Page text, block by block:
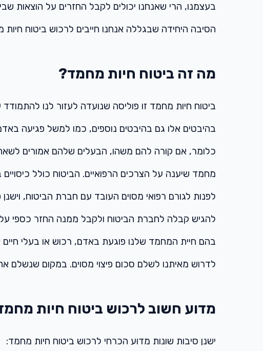
בעצמנו, הרי שאנחנו יכולים לקבל החזרים על הוצאות
הסיבה היחידה שבגללה אנחנו חייבים לרכוש ביטוח
מה זה ביטוח חיות מחמד?
ביטוח חיות מחמד זו פוליסה שנועדה לעזור לנו
בהיבטים אלו גם בהיבטים נוספים, כמו למשל פגיעה
כלומר, אם קורה להם משהו, הבעלים שלהם אמורים לשאת
מחמד שיענה על הצרכים הרפואיים. הביטוח כולל כיסויים
לפנות לגורם רפואי מסוים העובד עם חברת הביטוח,
להגיש קבלה לחברת הביטוח ולקבל ממנה החזר כספי על
בהם חיית המחמד שלנו פוגעת באדם, רכוש או בעלי
לדרוש מאיתנו לשלם סכום פיצוי מסוים. במקום שנשלם
מדוע חשוב לרכוש ביטוח חיות
ישנן סיבות שונות מדוע הכרחי לרכוש ביטוח חיות מחמד: